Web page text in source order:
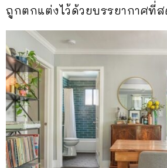
ถูกตกแต่งไว้ด้วยบรรยากาศที่